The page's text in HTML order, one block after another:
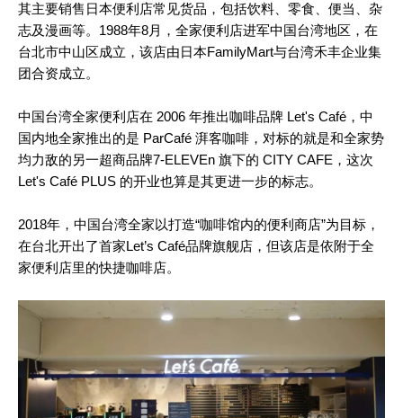
其主要销售日本便利店常见货品，包括饮料、零食、便当、杂
志及漫画等。1988年8月，全家便利店进军中国台湾地区，在
台北市中山区成立，该店由日本FamilyMart与台湾禾丰企业集
团合资成立。
中国台湾全家便利店在 2006 年推出咖啡品牌 Let's Café，中
国内地全家推出的是 ParCafé 湃客咖啡，对标的就是和全家势
均力敌的另一超商品牌7-ELEVEn 旗下的 CITY CAFE，这次
Let's Café PLUS 的开业也算是其更进一步的标志。
2018年，中国台湾全家以打造“咖啡馆内的便利商店”为目标，
在台北开出了首家Let’s Café品牌旗舰店，但该店是依附于全
家便利店里的快捷咖啡店。